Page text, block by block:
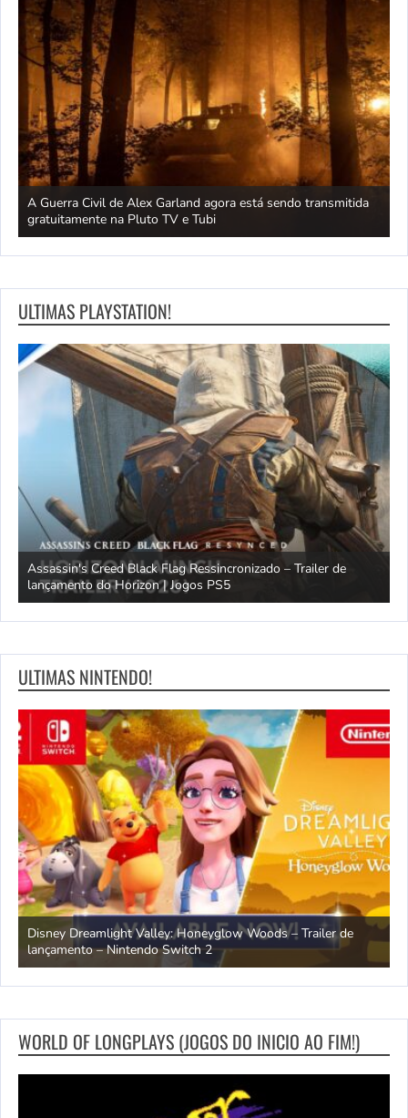
A Guerra Civil de Alex Garland agora está sendo transmitida
gratuitamente na Pluto TV e Tubi
ULTIMAS PLAYSTATION!
Assassin's Creed Black Flag Ressincronizado – Trailer de
lançamento do Horizon | Jogos PS5
ULTIMAS NINTENDO!
Disney Dreamlight Valley: Honeyglow Woods – Trailer de
lançamento – Nintendo Switch 2
WORLD OF LONGPLAYS (JOGOS DO INICIO AO FIM!)